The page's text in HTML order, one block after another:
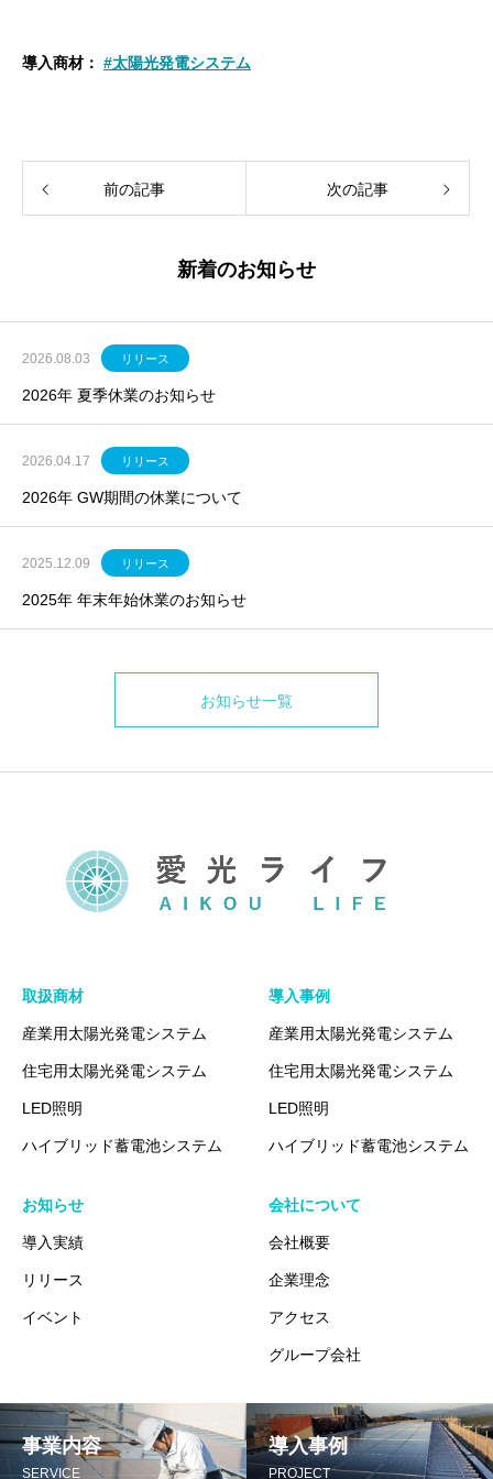
導入商材： #太陽光発電システム
前の記事 次の記事
新着のお知らせ
2026.08.03 リリース
2026年 夏季休業のお知らせ
2026.04.17 リリース
2026年 GW期間の休業について
2025.12.09 リリース
2025年 年末年始休業のお知らせ
お知らせ一覧
取扱商材
産業用太陽光発電システム
住宅用太陽光発電システム
LED照明
ハイブリッド蓄電池システム
導入事例
産業用太陽光発電システム
住宅用太陽光発電システム
LED照明
ハイブリッド蓄電池システム
お知らせ
導入実績
リリース
イベント
会社について
会社概要
企業理念
アクセス
グループ会社
事業内容
SERVICE
導入事例
PROJECT